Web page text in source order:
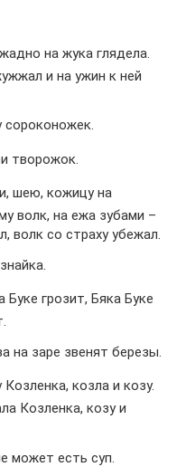
на жука глядела.
и на ужин к ней
творожок.
шею, кожицу на
волк, на ежа зубами –
волк со стpаху убежал.
Буке грозит, Бяка Буке
на заре звенят березы.
козла и козу.
Козленка, козу и
может есть суп.